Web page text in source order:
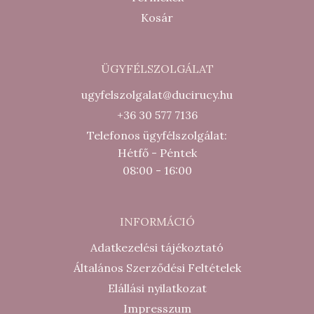
Kosár
ÜGYFÉLSZOLGÁLAT
ugyfelszolgalat@ducirucy.hu
+36 30 577 7136
Telefonos ügyfélszolgálat:
Hétfő - Péntek
08:00 - 16:00
INFORMÁCIÓ
Adatkezelési tájékoztató
Általános Szerződési Feltételek
Elállási nyilatkozat
Impresszum